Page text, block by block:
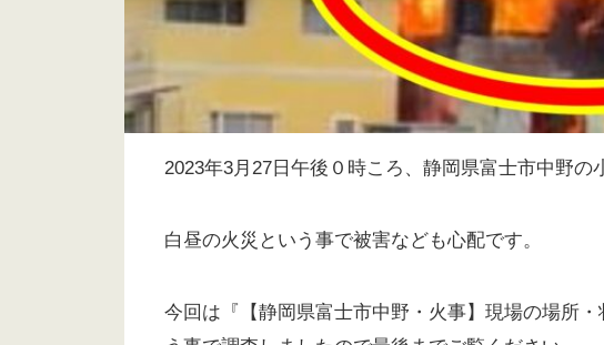
2023年3月27日午後０時ころ、静岡県富士市中野の
白昼の火災という事で被害なども心配です。
今回は『【静岡県富士市中野・火事】現場の場所